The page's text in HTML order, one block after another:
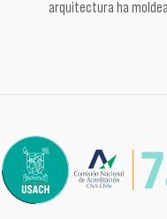
arquitectura ha